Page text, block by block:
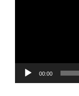
00:00